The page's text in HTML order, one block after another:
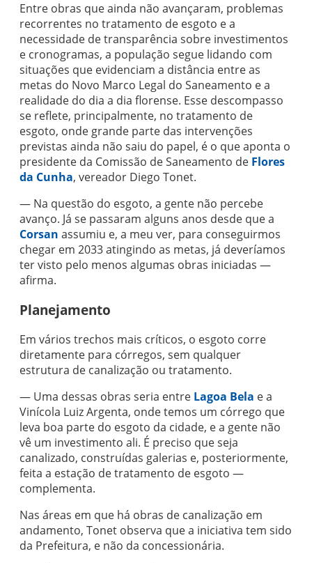
Entre obras que ainda não avançaram, problemas
recorrentes no tratamento de esgoto e a
necessidade de transparência sobre investimentos
e cronogramas, a população segue lidando com
situações que evidenciam a distância entre as
metas do Novo Marco Legal do Saneamento e a
realidade do dia a dia florense. Esse descompasso
se reflete, principalmente, no tratamento de
esgoto, onde grande parte das intervenções
previstas ainda não saiu do papel, é o que aponta o
presidente da Comissão de Saneamento de Flores
da Cunha, vereador Diego Tonet.
— Na questão do esgoto, a gente não percebe
avanço. Já se passaram alguns anos desde que a
Corsan assumiu e, a meu ver, para conseguirmos
chegar em 2033 atingindo as metas, já deveríamos
ter visto pelo menos algumas obras iniciadas —
afirma.
Planejamento
Em vários trechos mais críticos, o esgoto corre
diretamente para córregos, sem qualquer
estrutura de canalização ou tratamento.
— Uma dessas obras seria entre Lagoa Bela e a
Vinícola Luiz Argenta, onde temos um córrego que
leva boa parte do esgoto da cidade, e a gente não
vê um investimento ali. É preciso que seja
canalizado, construídas galerias e, posteriormente,
feita a estação de tratamento de esgoto —
complementa.
Nas áreas em que há obras de canalização em
andamento, Tonet observa que a iniciativa tem sido
da Prefeitura, e não da concessionária.